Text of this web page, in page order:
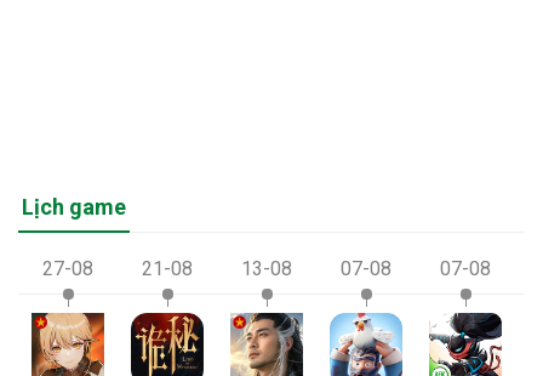
Lịch game
27-08 21-08 13-08 07-08 07-08